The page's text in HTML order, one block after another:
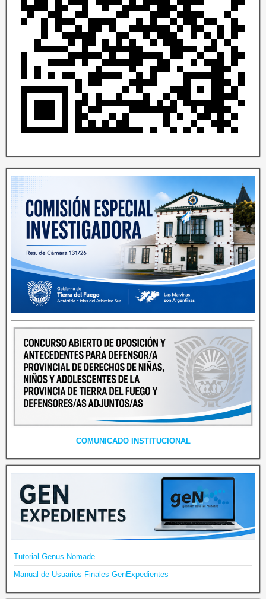
COMUNICADO INSTITUCIONAL
Tutorial Genus Nomade
Manual de Usuarios Finales GenExpedientes